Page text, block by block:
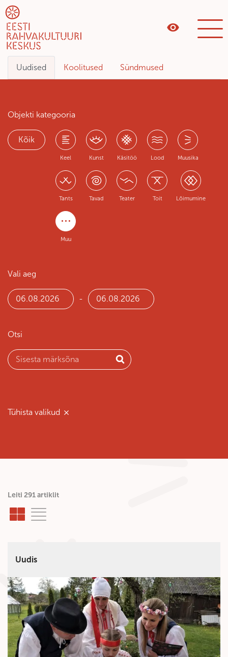
Uudised Koolitused Sündmused
Objekti kategooria
Kõik
Keel Kunst Käsitöö Lood Muusika
Tants Tavad Teater Toit Lõimumine
Muu
Vali aeg
-
Otsi
Tühista valikud
Leiti 291 artiklit
Uudis